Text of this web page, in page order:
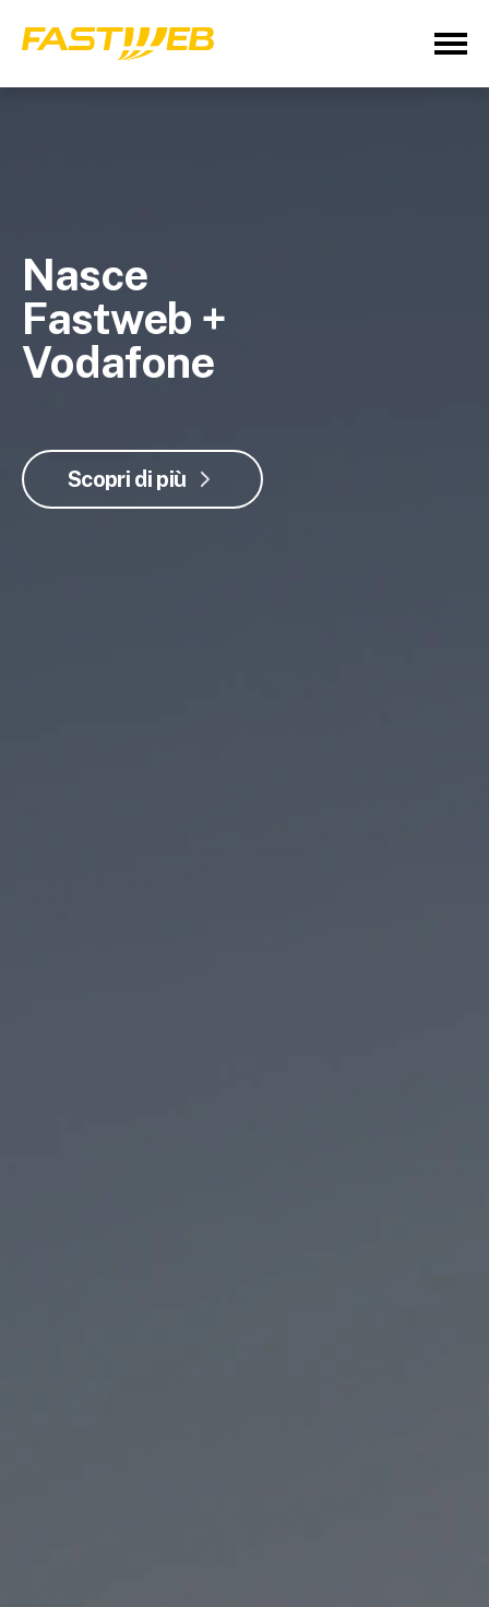
Nasce
Fastweb +
Vodafone
Scopri di più